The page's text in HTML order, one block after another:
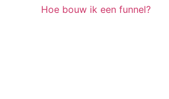
Hoe bouw ik een funnel?